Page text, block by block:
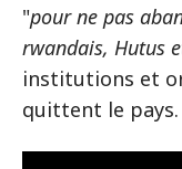
"pour ne pas
rwandais, Hutus
institutions et
quittent le pays.